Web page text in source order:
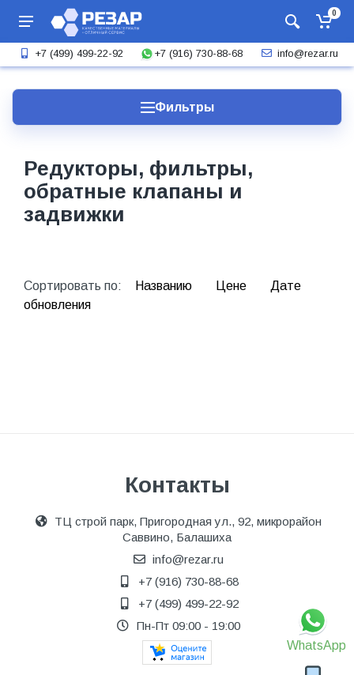
WhatsApp
0
+7 (499) 499-22-92 +7 (916) 730-88-68 info@rezar.ru
Фильтры
Редукторы, фильтры,
обратные клапаны и
задвижки
Сортировать по: Названию Цене
Дате
обновления
Контакты
ТЦ строй парк, Пригородная ул., 92, микрорайон
Саввино, Балашиха
info@rezar.ru
+7 (916) 730-88-68
+7 (499) 499-22-92
Пн-Пт 09:00 - 19:00